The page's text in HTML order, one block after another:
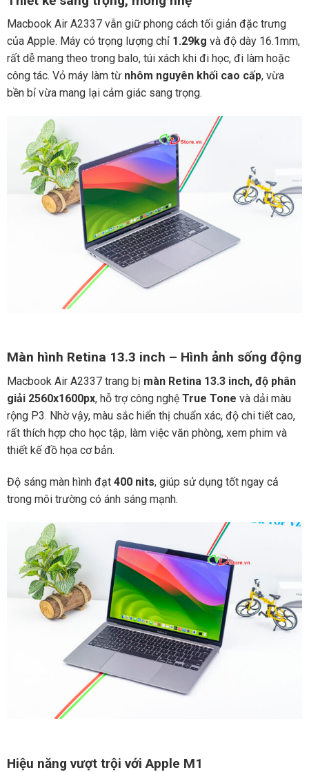
Macbook Air A2337 vẫn giữ phong cách tối giản đặc trưng
của Apple. Máy có trọng lượng chỉ 1.29kg và độ dày 16.1mm,
rất dễ mang theo trong balo, túi xách khi đi học, đi làm hoặc
công tác. Vỏ máy làm từ nhôm nguyên khối cao cấp, vừa
bền bỉ vừa mang lại cảm giác sang trọng.
Màn hình Retina 13.3 inch – Hình ảnh sống động
Macbook Air A2337 trang bị màn Retina 13.3 inch, độ phân
giải 2560x1600px, hỗ trợ công nghệ True Tone và dải màu
rộng P3. Nhờ vậy, màu sắc hiển thị chuẩn xác, độ chi tiết cao,
rất thích hợp cho học tập, làm việc văn phòng, xem phim và
thiết kế đồ họa cơ bản.
Độ sáng màn hình đạt 400 nits, giúp sử dụng tốt ngay cả
trong môi trường có ánh sáng mạnh.
Hiệu năng vượt trội với Apple M1